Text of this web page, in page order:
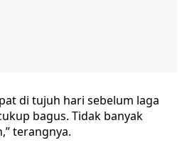
di tujuh hari sebelum laga
bagus. Tidak banyak
terangnya.